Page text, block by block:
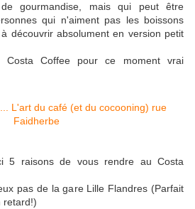
gourmandise, mais qui peut être
qui n'aiment pas les boissons
découvrir absolument en version petit
Coffee pour ce moment vrai
5 raisons de vous rendre au Costa
pas de la gare Lille Flandres (Parfait
retard!)